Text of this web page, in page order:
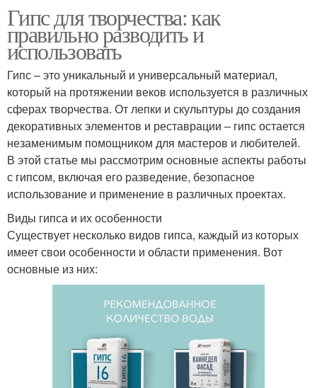
Гипс для творчества: как
правильно разводить и
использовать
Гипс – это уникальный и универсальный материал,
который на протяжении веков используется в различных
сферах творчества. От лепки и скульптуры до создания
декоративных элементов и реставрации – гипс остается
незаменимым помощником для мастеров и любителей.
В этой статье мы рассмотрим основные аспекты работы
с гипсом, включая его разведение, безопасное
использование и применение в различных проектах.
Виды гипса и их особенности
Существует несколько видов гипса, каждый из которых
имеет свои особенности и области применения. Вот
основные из них: